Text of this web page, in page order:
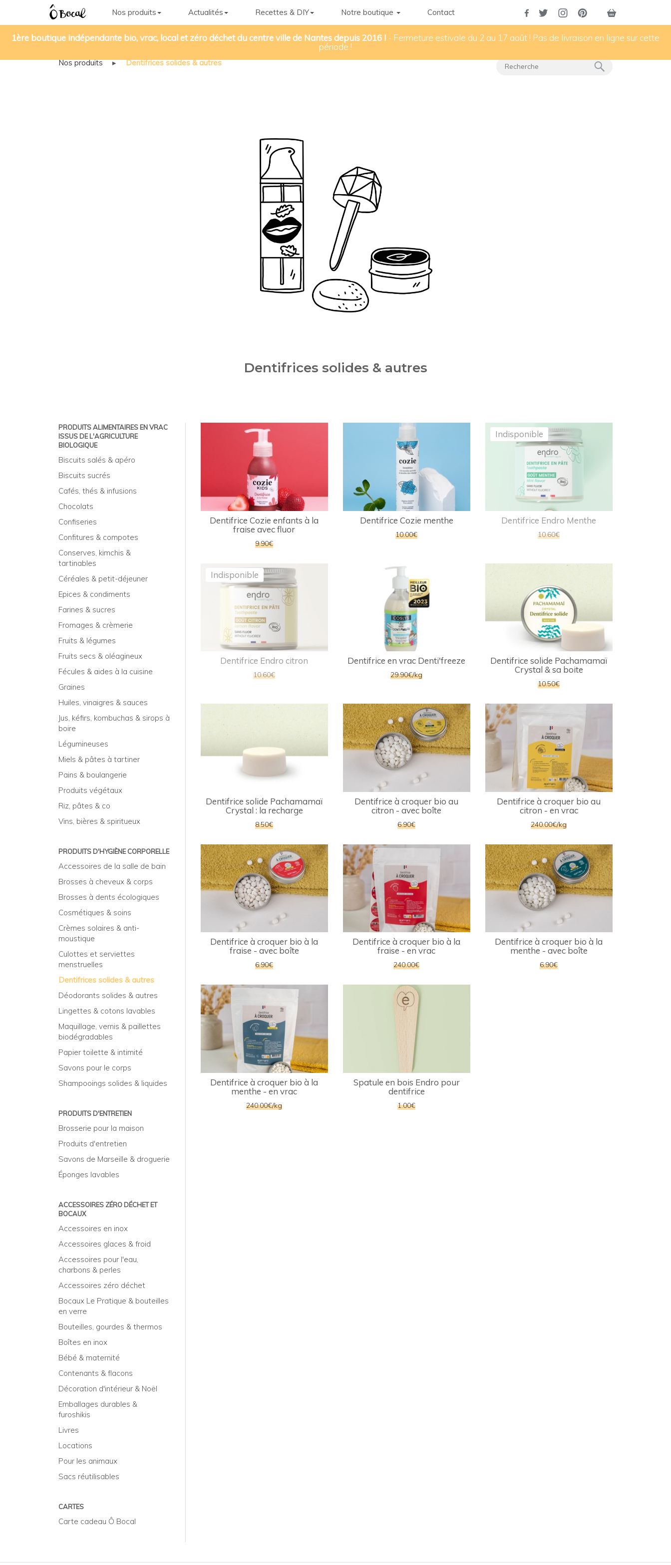
Nos produits Actualités Recettes & DIY Notre boutique Contact
1ère boutique indépendante bio, vrac, local et zéro déchet du centre ville de Nantes depuis 2016 ! - Fermeture estivale du 2 au 17 août ! Pas de livraison en ligne sur cette
période !
Nos produits ▸ Dentifrices solides & autres
Dentifrices solides & autres
PRODUITS ALIMENTAIRES EN VRAC
ISSUS DE L'AGRICULTURE
BIOLOGIQUE
Biscuits salés & apéro
Biscuits sucrés
Cafés, thés & infusions
Chocolats
Confiseries
Confitures & compotes
Conserves, kimchis &
tartinables
Céréales & petit-déjeuner
Epices & condiments
Farines & sucres
Fromages & crèmerie
Fruits & légumes
Fruits secs & oléagineux
Fécules & aides à la cuisine
Graines
Huiles, vinaigres & sauces
Jus, kéfirs, kombuchas & sirops à
boire
Légumineuses
Miels & pâtes à tartiner
Pains & boulangerie
Produits végétaux
Riz, pâtes & co
Vins, bières & spiritueux
PRODUITS D'HYGIÈNE CORPORELLE
Accessoires de la salle de bain
Brosses à cheveux & corps
Brosses à dents écologiques
Cosmétiques & soins
Crèmes solaires & anti-
moustique
Culottes et serviettes
menstruelles
Dentifrices solides & autres
Déodorants solides & autres
Lingettes & cotons lavables
Maquillage, vernis & paillettes
biodégradables
Papier toilette & intimité
Savons pour le corps
Shampooings solides & liquides
PRODUITS D'ENTRETIEN
Brosserie pour la maison
Produits d'entretien
Savons de Marseille & droguerie
Éponges lavables
ACCESSOIRES ZÉRO DÉCHET ET
BOCAUX
Accessoires en inox
Accessoires glaces & froid
Accessoires pour l'eau,
charbons & perles
Accessoires zéro déchet
Bocaux Le Pratique & bouteilles
en verre
Bouteilles, gourdes & thermos
Boîtes en inox
Bébé & maternité
Contenants & flacons
Décoration d'intérieur & Noël
Emballages durables &
furoshikis
Livres
Locations
Pour les animaux
Sacs réutilisables
CARTES
Carte cadeau Ô Bocal
Dentifrice Cozie enfants à la
fraise avec fluor
9.90€
Dentifrice Cozie menthe
10.00€
Indisponible
Dentifrice Endro Menthe
10.60€
Indisponible
Dentifrice Endro citron
10.60€
Dentifrice en vrac Denti'freeze
29.90€/kg
Dentifrice solide Pachamamaï
Crystal & sa boite
10.50€
Dentifrice solide Pachamamaï
Crystal : la recharge
8.50€
Dentifrice à croquer bio au
citron - avec boîte
6.90€
Dentifrice à croquer bio au
citron - en vrac
240.00€/kg
Dentifrice à croquer bio à la
fraise - avec boîte
6.90€
Dentifrice à croquer bio à la
fraise - en vrac
240.00€
Dentifrice à croquer bio à la
menthe - avec boîte
6.90€
Dentifrice à croquer bio à la
menthe - en vrac
240.00€/kg
Spatule en bois Endro pour
dentifrice
1.00€